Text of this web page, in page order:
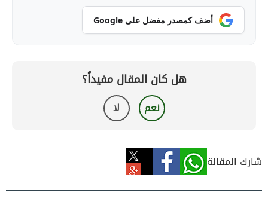
أضف كمصدر مفضل على Google
هل كان المقال مفيداً؟
نعم لا
شارك المقالة